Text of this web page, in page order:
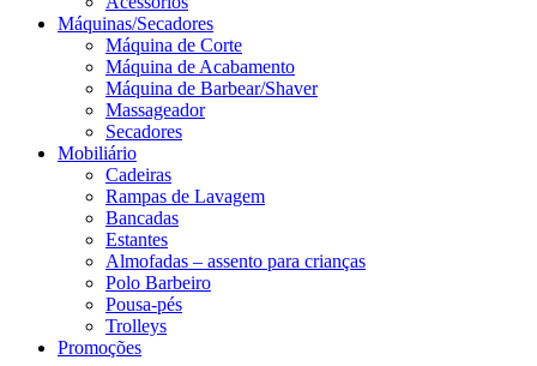
Máquinas/Secadores
Máquina de Corte
Máquina de Acabamento
Máquina de Barbear/Shaver
Massageador
Secadores
Mobiliário
Cadeiras
Rampas de Lavagem
Bancadas
Estantes
Almofadas – assento para crianças
Polo Barbeiro
Pousa-pés
Trolleys
Promoções